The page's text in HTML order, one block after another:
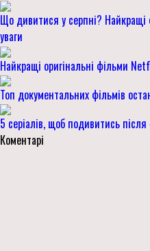
Що дивитися у серпні? Найкращі
уваги
Найкращі оригінальні фільми
Топ документальних фільмів
5 серіалів, щоб подивитись
Коментарі